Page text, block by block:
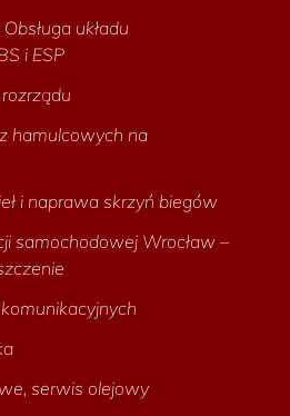
układu
i ESP
hamulcowych na
i naprawa skrzyń biegów
samochodowej Wrocław –
serwis olejowy